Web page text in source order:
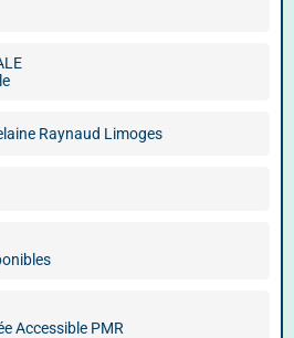
Raynaud Limoges
Accessible PMR